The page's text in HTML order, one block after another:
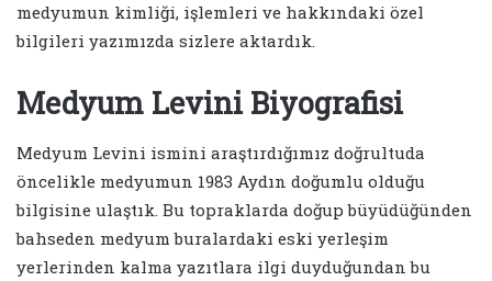
medyumun kimliği, işlemleri ve hakkındaki özel
bilgileri yazımızda sizlere aktardık.
Medyum Levini Biyografisi
Medyum Levini ismini araştırdığımız doğrultuda
öncelikle medyumun 1983 Aydın doğumlu olduğu
bilgisine ulaştık. Bu topraklarda doğup büyüdüğünden
bahseden medyum buralardaki eski yerleşim
yerlerinden kalma yazıtlara ilgi duyduğundan bu